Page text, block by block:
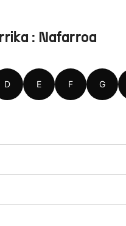
: Nafarroa
D E F G